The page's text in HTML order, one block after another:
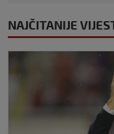
NAJČITANIJE